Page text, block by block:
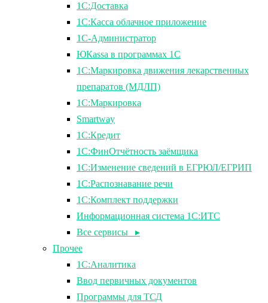
1С:Доставка
1С:Касса облачное приложение
1С-Администратор
ЮКаssа в программах 1С
1С:Маркировка движения лекарственных
препаратов (МДЛП)
1С:Маркировка
Smartway
1С:Кредит
1С:ФинОтчётность заёмщика
1С:Изменение сведений в ЕГРЮЛ/ЕГРИП
1С:Распознавание речи
1С:Комплект поддержки
Информационная система 1С:ИТС
Все сервисы ▸
Прочее
1С:Аналитика
Ввод первичных документов
Программы для ТСД